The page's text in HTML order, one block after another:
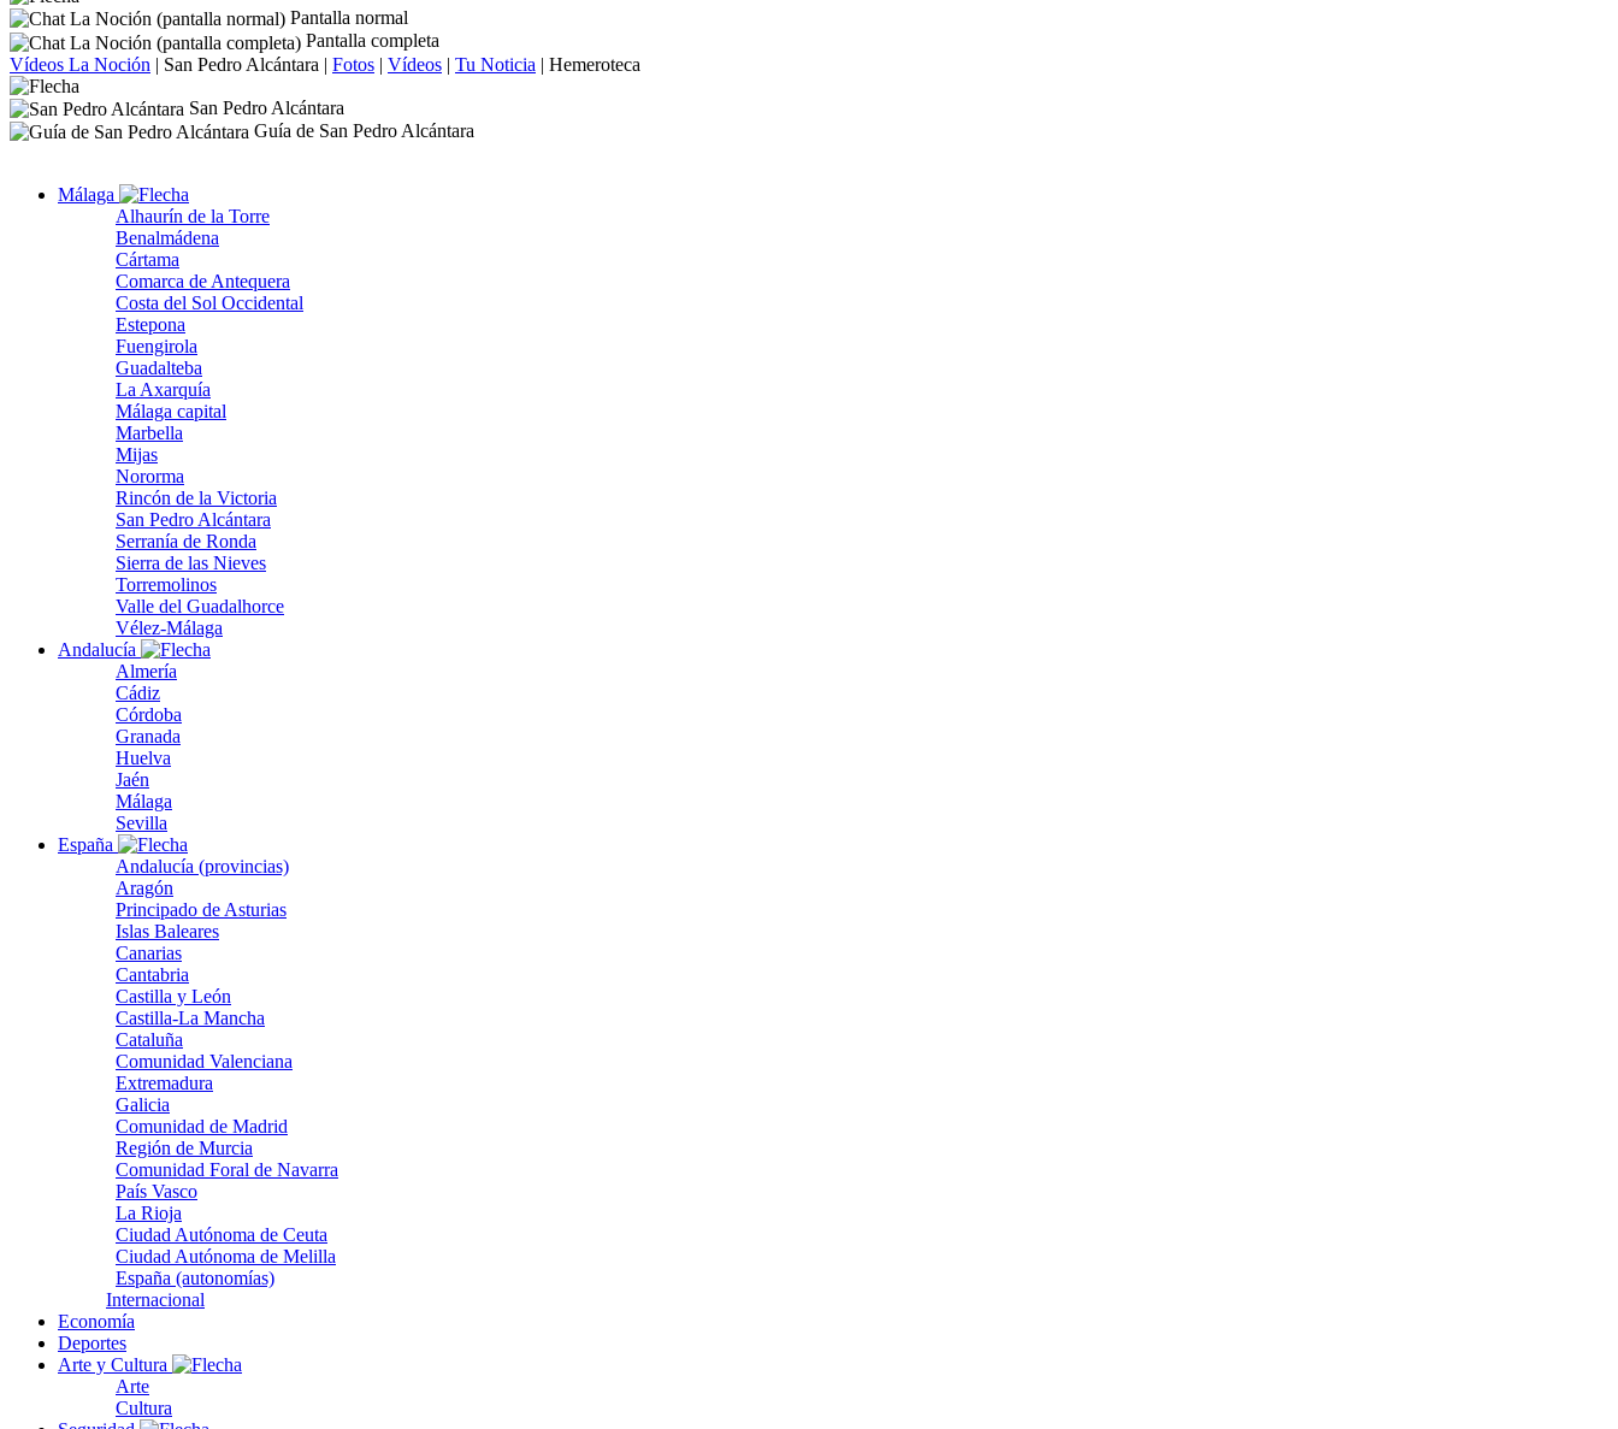
Pantalla normal
Pantalla completa
Vídeos La Noción | San Pedro Alcántara | Fotos | Vídeos | Tu Noticia | Hemeroteca
San Pedro Alcántara
Guía de San Pedro Alcántara
Málaga
Alhaurín de la Torre
Benalmádena
Cártama
Comarca de Antequera
Costa del Sol Occidental
Estepona
Fuengirola
Guadalteba
La Axarquía
Málaga capital
Marbella
Mijas
Nororma
Rincón de la Victoria
San Pedro Alcántara
Serranía de Ronda
Sierra de las Nieves
Torremolinos
Valle del Guadalhorce
Vélez-Málaga
Andalucía
Almería
Cádiz
Córdoba
Granada
Huelva
Jaén
Málaga
Sevilla
España
Andalucía (provincias)
Aragón
Principado de Asturias
Islas Baleares
Canarias
Cantabria
Castilla y León
Castilla-La Mancha
Cataluña
Comunidad Valenciana
Extremadura
Galicia
Comunidad de Madrid
Región de Murcia
Comunidad Foral de Navarra
País Vasco
La Rioja
Ciudad Autónoma de Ceuta
Ciudad Autónoma de Melilla
España (autonomías)
Internacional
Economía
Deportes
Arte y Cultura
Arte
Cultura